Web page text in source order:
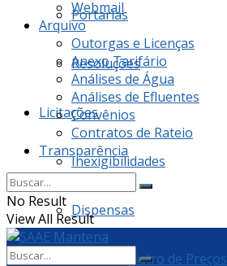
Portarias
Resoluções
Licitações
Inexigibilidades
Dispensas
Ata de Registro de Preços
Webmail
Arquivo
Outorgas e Licenças
Anexo Tarifário
Análises de Água
Análises de Efluentes
Convênios
Contratos de Rateio
Transparência
No Result
View All Result